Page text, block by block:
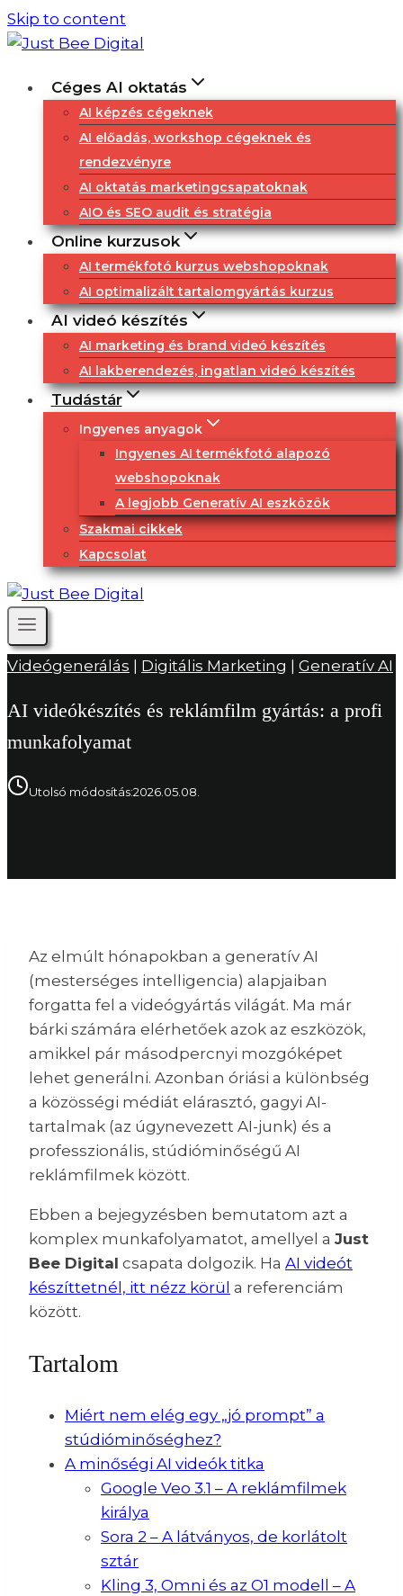
Skip to content
Céges AI oktatás
AI képzés cégeknek
AI előadás, workshop cégeknek és
rendezvényre
AI oktatás marketingcsapatoknak
AIO és SEO audit és stratégia
Online kurzusok
AI termékfotó kurzus webshopoknak
AI optimalizált tartalomgyártás kurzus
AI videó készítés
AI marketing és brand videó készítés
AI lakberendezés, ingatlan videó készítés
Tudástár
Ingyenes anyagok
Ingyenes AI termékfotó alapozó
webshopoknak
A legjobb Generatív AI eszközök
Szakmai cikkek
Kapcsolat
Videógenerálás Digitális Marketing Generatív AI
AI videókészítés és reklámfilm gyártás: a profi
munkafolyamat
Utolsó módosítás:2026.05.08.
Az elmúlt hónapokban a generatív AI
(mesterséges intelligencia) alapjaiban
forgatta fel a videógyártás világát. Ma már
bárki számára elérhetőek azok az eszközök,
amikkel pár másodpercnyi mozgóképet
lehet generálni. Azonban óriási a különbség
a közösségi médiát elárasztó, gagyi AI-
tartalmak (az úgynevezett AI-junk) és a
professzionális, stúdióminőségű AI
reklámfilmek között.
Ebben a bejegyzésben bemutatom azt a
komplex munkafolyamatot, amellyel a Just
Bee Digital csapata dolgozik. Ha AI videót
készíttetnél, itt nézz körül a referenciám
között.
Tartalom
Miért nem elég egy „jó prompt” a
stúdióminőséghez?
A minőségi AI videók titka
Google Veo 3.1 – A reklámfilmek
királya
Sora 2 – A látványos, de korlátolt
sztár
Kling 3, Omni és az O1 modell – A